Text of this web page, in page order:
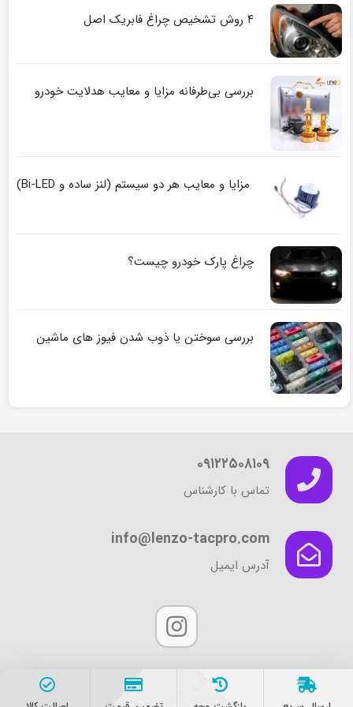
۴ روش تشخیص چراغ فابریک اصل
بررسی بی‌طرفانه مزایا و معایب هدلایت خودرو
مزایا و معایب هر دو سیستم (لنز ساده و Bi-LED)
چراغ پارک خودرو چیست؟
بررسی سوختن یا ذوب شدن فیوز های ماشین
۰۹۱۲۲۵۰۸۱۰۹
تماس با کارشناس
info@lenzo-tacpro.com
آدرس ایمیل